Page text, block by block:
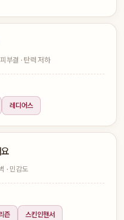
부결 · 탄력 저하
레디어스
· 민감도
즌 스킨인핸서